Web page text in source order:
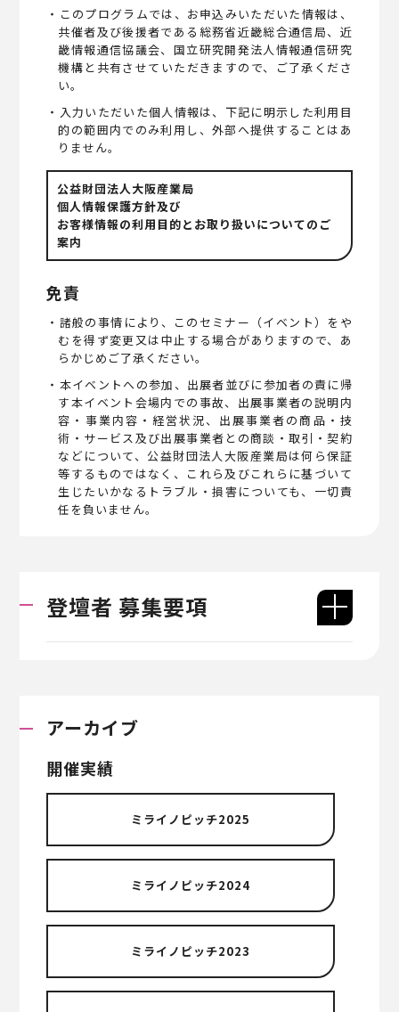
・このプログラムでは、お申込みいただいた情報は、
共催者及び後援者である総務省近畿総合通信局、近
畿情報通信協議会、国立研究開発法人情報通信研究
機構と共有させていただきますので、ご了承くださ
い。
・入力いただいた個人情報は、下記に明示した利用目
的の範囲内でのみ利用し、外部へ提供することはあ
りません。
公益財団法人大阪産業局
個人情報保護方針及び
お客様情報の利用目的とお取り扱いについてのご
案内
免責
・諸般の事情により、このセミナー（イベント）をや
むを得ず変更又は中止する場合がありますので、あ
らかじめご了承ください。
・本イベントへの参加、出展者並びに参加者の責に帰
す本イベント会場内での事故、出展事業者の説明内
容・事業内容・経営状況、出展事業者の商品・技
術・サービス及び出展事業者との商談・取引・契約
などについて、公益財団法人大阪産業局は何ら保証
等するものではなく、これら及びこれらに基づいて
生じたいかなるトラブル・損害についても、一切責
任を負いません。
登壇者 募集要項
アーカイブ
開催実績
ミライノピッチ2025
ミライノピッチ2024
ミライノピッチ2023